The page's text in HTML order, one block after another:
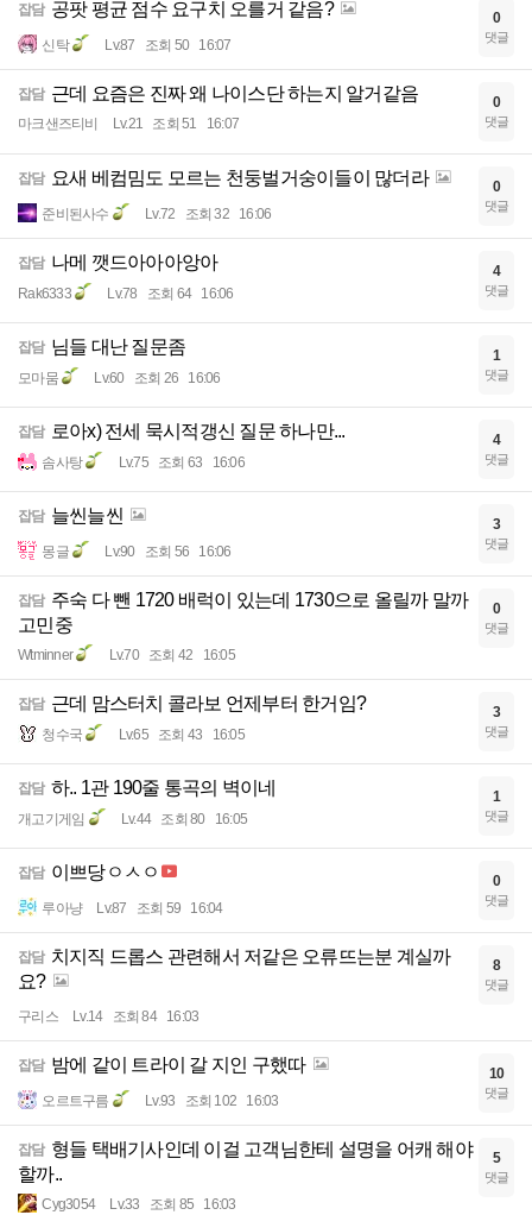
잡담 공팟 평균 점수 요구치 오를거 같음?
신탁 Lv.87 조회 50 16:07
0
댓글
잡담 근데 요즘은 진짜 왜 나이스단 하는지 알거같음
마크샌즈티비 Lv.21 조회 51 16:07
0
댓글
잡담 요새 베컴밈도 모르는 천둥벌거숭이들이 많더라
준비된사수 Lv.72 조회 32 16:06
0
댓글
잡담 나메 깻드아아아앙아
Rak6333 Lv.78 조회 64 16:06
4
댓글
잡담 님들 대난 질문좀
모마뭄 Lv.60 조회 26 16:06
1
댓글
잡담 로아x) 전세 묵시적갱신 질문 하나만...
솜사탕 Lv.75 조회 63 16:06
4
댓글
잡담 늘씬늘씬
몽글 Lv.90 조회 56 16:06
3
댓글
잡담 주숙 다 뺀 1720 배럭이 있는데 1730으로 올릴까 말까
고민중
Wtminner Lv.70 조회 42 16:05
0
댓글
잡담 근데 맘스터치 콜라보 언제부터 한거임?
청수국 Lv.65 조회 43 16:05
3
댓글
잡담 하.. 1관 190줄 통곡의 벽이네
개고기게임 Lv.44 조회 80 16:05
1
댓글
잡담 이쁘당ㅇㅅㅇ
루아냥 Lv.87 조회 59 16:04
0
댓글
잡담 치지직 드롭스 관련해서 저같은 오류뜨는분 계실까
요?
구리스 Lv.14 조회 84 16:03
8
댓글
잡담 밤에 같이 트라이 갈 지인 구했따
오르트구름 Lv.93 조회 102 16:03
10
댓글
잡담 형들 택배기사인데 이걸 고객님한테 설명을 어캐 해야
할까..
Cyg3054 Lv.33 조회 85 16:03
5
댓글